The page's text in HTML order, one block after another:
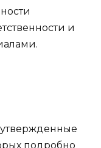
и
подробно